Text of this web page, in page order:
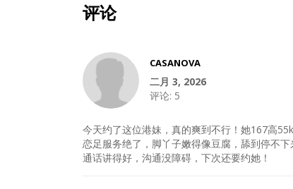
评论
CASANOVA
二月 3, 2026
评论: 5
今天约了这位港妹，真的爽到不行！她167高
恋足服务绝了，脚丫子嫩得像豆腐，舔到停不
通话讲得好，沟通没障碍，下次还要约她！